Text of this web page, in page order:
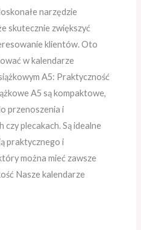
narzędzie
skutecznie zwiększyć
klientów. Oto
w kalendarze
A5: Praktyczność
A5 są kompaktowe,
przenoszenia i
plecakach. Są idealne
praktycznego i
można mieć zawsze
Nasze kalendarze